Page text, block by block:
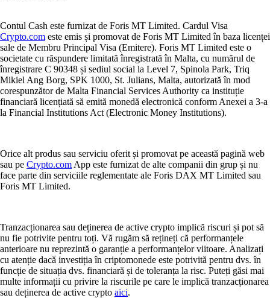
Contul Cash este furnizat de Foris MT Limited. Cardul Visa
Crypto.com este emis și promovat de Foris MT Limited în baza licenței
sale de Membru Principal Visa (Emitere). Foris MT Limited este o
societate cu răspundere limitată înregistrată în Malta, cu numărul de
înregistrare C 90348 și sediul social la Level 7, Spinola Park, Triq
Mikiel Ang Borg, SPK 1000, St. Julians, Malta, autorizată în mod
corespunzător de Malta Financial Services Authority ca instituție
financiară licențiată să emită monedă electronică conform Anexei a 3-a
la Financial Institutions Act (Electronic Money Institutions).
Orice alt produs sau serviciu oferit și promovat pe această pagină web
sau pe Crypto.com App este furnizat de alte companii din grup și nu
face parte din serviciile reglementate ale Foris DAX MT Limited sau
Foris MT Limited.
Tranzacționarea sau deținerea de active crypto implică riscuri și pot să
nu fie potrivite pentru toți. Vă rugăm să rețineți că performanțele
anterioare nu reprezintă o garanție a performanțelor viitoare. Analizați
cu atenție dacă investiția în criptomonede este potrivită pentru dvs. în
funcție de situația dvs. financiară și de toleranța la risc. Puteți găsi mai
multe informații cu privire la riscurile pe care le implică tranzacționarea
sau deținerea de active crypto aici.